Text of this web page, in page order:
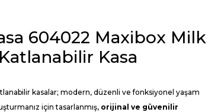
604022 Maxibox Milk
Kasa
kasalar; modern, düzenli ve fonksiyonel yaşam
için tasarlanmış, orijinal ve güvenilir